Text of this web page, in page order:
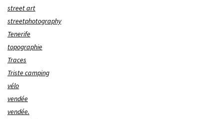
street art
streetphotography
Tenerife
topographie
Traces
Triste camping
vélo
vendée
vendée.